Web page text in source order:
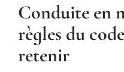
Conduite en
règles du
retenir